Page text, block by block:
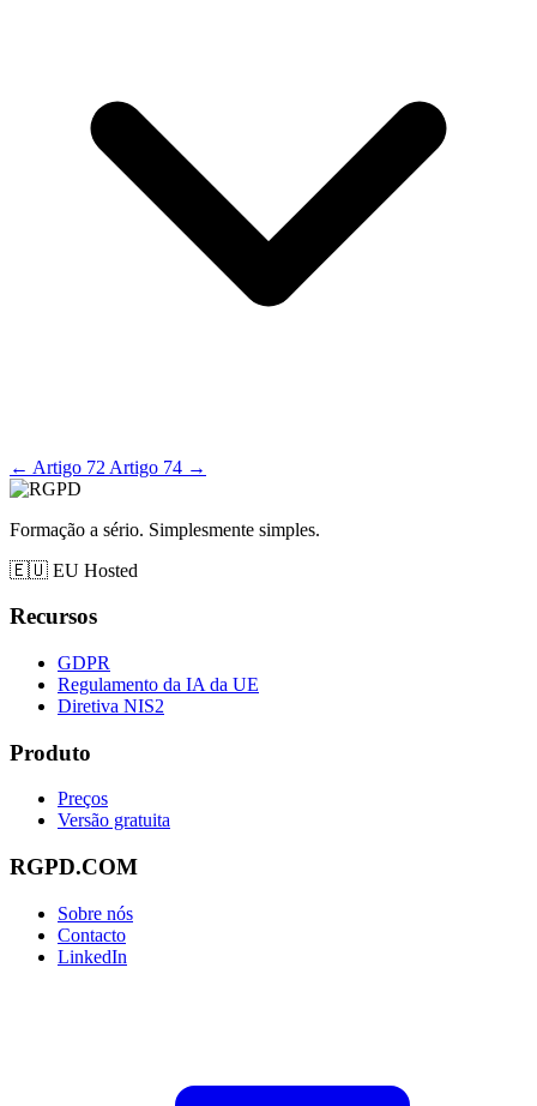
← Artigo 72 Artigo 74 →
Formação a sério. Simplesmente simples.
🇪🇺 EU Hosted
Recursos
GDPR
Regulamento da IA da UE
Diretiva NIS2
Produto
Preços
Versão gratuita
RGPD.COM
Sobre nós
Contacto
LinkedIn